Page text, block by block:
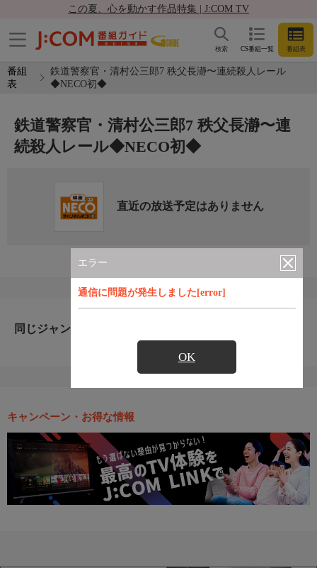
この夏、心を動かす作品特集 | J:COM TV
CS番組一覧 番組表
検索
番組
表
鉄道警察官・清村公三郎7 秩父長瀞〜連続殺人レール
◆NECO初◆
エラー
通信に問題が発生しました[error]
OK
鉄道警察官・清村公三郎7 秩父長瀞〜連
続殺人レール◆NECO初◆
直近の放送予定はありません
同じジャンルのおすすめ番組
キャンペーン・お得な情報